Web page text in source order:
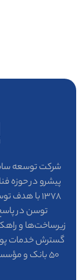
شرکت توسعه
پیشرو در حوزه
۱۳۷۸ با
توسن در
زیرساخت‌ها و
گسترش خدمات
۵۰ بانک و